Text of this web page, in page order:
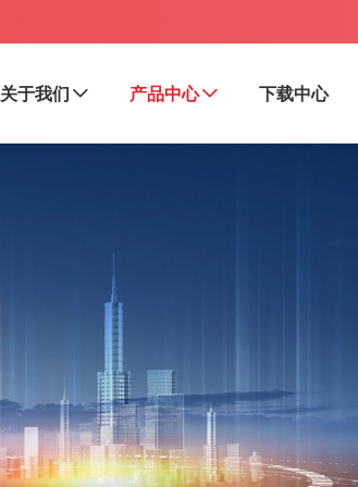
关于我们 产品中心 下载中心